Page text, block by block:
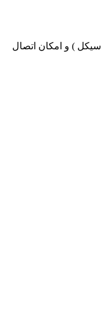
داری حافظه داخلی( 500 سیکل ) و امکان اتصال